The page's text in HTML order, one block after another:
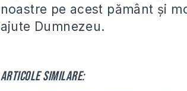
noastre pe acest pământ şi
ajute Dumnezeu.
Articole similare: